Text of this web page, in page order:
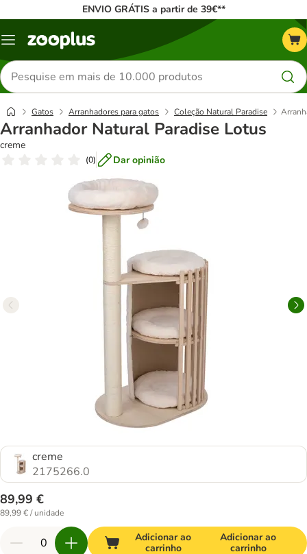
ENVIO GRÁTIS a partir de 39€**
Menu
Pesquisar
produtos
Gatos Arranhadores para gatos Coleção Natural Paradise
Arranhador Natural Paradise Lotus
creme
(0) Dar opinião
creme
2175266.0
89,99 €
89,99 € / unidade
Adicionar ao
carrinho
Adicionar ao
carrinho